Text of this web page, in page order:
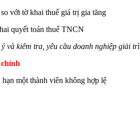
với tờ khai thuế giá trị gia tăng
quyết toán thuế TNCN
và kiểm tra, yêu cầu doanh nghiệp giải
một thành viên không hợp lệ